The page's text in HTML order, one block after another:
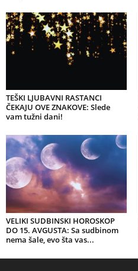
TEŠKI LJUBAVNI RASTANCI
ČEKAJU OVE ZNAKOVE: Slede
vam tužni dani!
VELIKI SUDBINSKI HOROSKOP
DO 15. AVGUSTA: Sa sudbinom
nema šale, evo šta vas...